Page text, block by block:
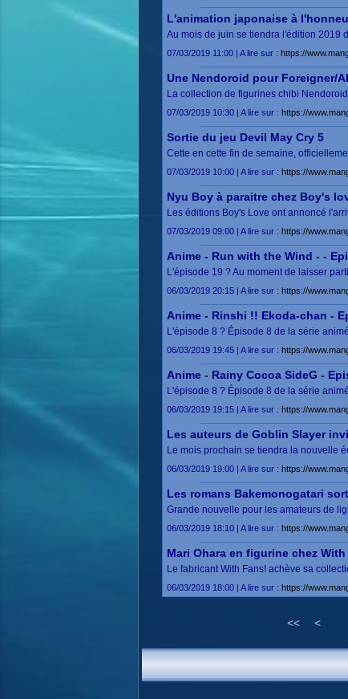
L'animation japonaise à
Au mois de juin se tiendra l'édition 2019
07/03/2019 11:00 | A lire sur : https://
Une Nendoroid pour Foreigner/
La collection de figurines chibi
07/03/2019 10:30 | A lire sur : https://
Sortie du jeu Devil May Cry 5
Cette en cette fin de semaine,
07/03/2019 10:00 | A lire sur : https://
Nyu Boy à paraitre chez Boy's
Les éditions Boy's Love ont annoncé
07/03/2019 09:00 | A lire sur : https://
Anime - Run with the Wind - -
L'épisode 19 ? Au moment de laisser
06/03/2019 20:15 | A lire sur : https://
Anime - Rinshi !! Ekoda-chan -
L'épisode 8 ? Épisode 8 de la série
06/03/2019 19:45 | A lire sur : https://
Anime - Rainy Cocoa SideG -
L'épisode 8 ? Épisode 8 de la série
06/03/2019 19:15 | A lire sur : https://
Les auteurs de Goblin Slayer
Le mois prochain se tiendra la nouvelle
06/03/2019 19:00 | A lire sur : https://
Les romans Bakemonogatari
Grande nouvelle pour les amateurs de
06/03/2019 18:10 | A lire sur : https://
Mari Ohara en figurine chez
Le fabricant With Fans! achève sa
06/03/2019 18:00 | A lire sur : https://
<< <